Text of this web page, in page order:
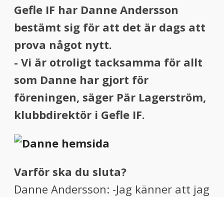
Gefle IF har Danne Andersson
bestämt sig för att det är dags att
prova något nytt.
- Vi är otroligt tacksamma för allt
som Danne har gjort för
föreningen, säger Pär Lagerström,
klubbdirektör i Gefle IF.
Varför ska du sluta?
Danne Andersson: -Jag känner att jag